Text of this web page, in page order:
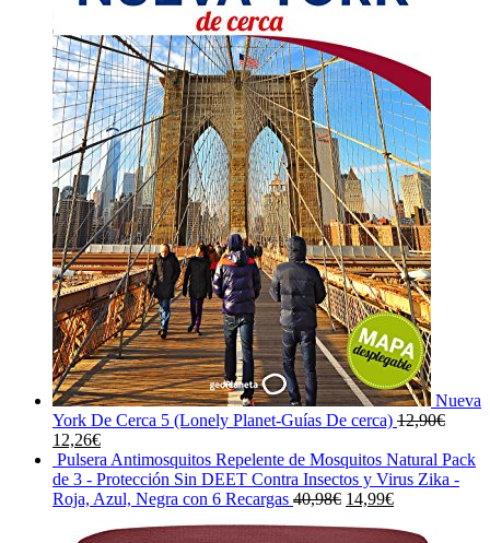
Nueva
York De Cerca 5 (Lonely Planet-Guías De cerca) 12,90€
El
precio
original
era:
12,26€El
precio
actual
es:
Pulsera Antimosquitos Repelente de Mosquitos Natural Pack
de 3 - Protección Sin DEET Contra Insectos y Virus Zika -
Roja, Azul, Negra con 6 Recargas 40,98€ El
original
14,99€El
actual